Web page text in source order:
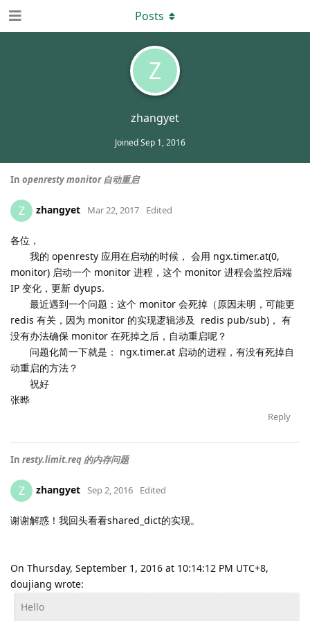
Z
zhangyet
JoinedSep 1, 2016
Posts
In openresty monitor 自动重启
Z zhangyet Mar 22, 2017 Edited
各位，
我的 openresty 应用在启动的时候， 会用 ngx.timer.at(0,
monitor) 启动一个 monitor 进程，这个 monitor 进程会监控后端
IP 变化，更新 dyups.
最近遇到一个问题：这个 monitor 会死掉（原因未明，可能更
redis 有关，因为 monitor 的实现逻辑涉及 redis pub/sub)， 有
没有办法确保 monitor 在死掉之后，自动重启呢？
问题化简一下就是： ngx.timer.at 启动的进程，有没有死掉自
动重启的方法？
祝好
张晔
Reply
In resty.limit.req 的内存问题
Z zhangyet Sep 2, 2016 Edited
谢谢解惑！我回头看看shared_dict的实现。
On Thursday, September 1, 2016 at 10:14:12 PM UTC+8,
doujiang wrote:
Hello